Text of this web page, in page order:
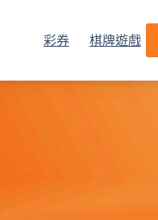
彩券 棋牌遊戲